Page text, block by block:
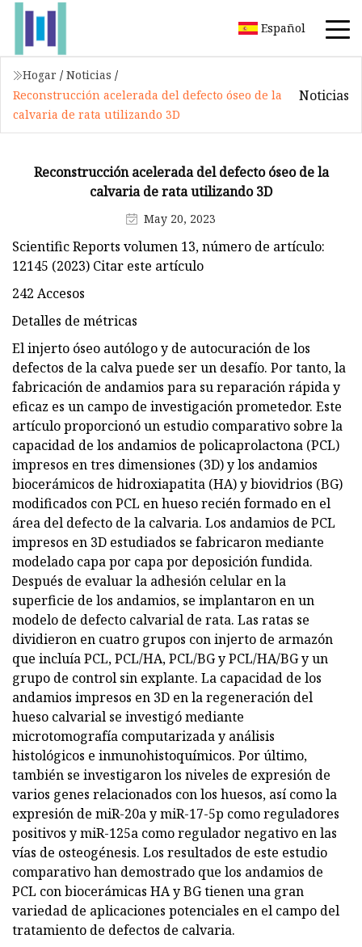
Español
Hogar / Noticias /
Reconstrucción acelerada del defecto óseo de la
calvaria de rata utilizando 3D
Noticias
Reconstrucción acelerada del defecto óseo de la
calvaria de rata utilizando 3D
May 20, 2023
Scientific Reports volumen 13, número de artículo:
12145 (2023) Citar este artículo
242 Accesos
Detalles de métricas
El injerto óseo autólogo y de autocuración de los
defectos de la calva puede ser un desafío. Por tanto, la
fabricación de andamios para su reparación rápida y
eficaz es un campo de investigación prometedor. Este
artículo proporcionó un estudio comparativo sobre la
capacidad de los andamios de policaprolactona (PCL)
impresos en tres dimensiones (3D) y los andamios
biocerámicos de hidroxiapatita (HA) y biovidrios (BG)
modificados con PCL en hueso recién formado en el
área del defecto de la calvaria. Los andamios de PCL
impresos en 3D estudiados se fabricaron mediante
modelado capa por capa por deposición fundida.
Después de evaluar la adhesión celular en la
superficie de los andamios, se implantaron en un
modelo de defecto calvarial de rata. Las ratas se
dividieron en cuatro grupos con injerto de armazón
que incluía PCL, PCL/HA, PCL/BG y PCL/HA/BG y un
grupo de control sin explante. La capacidad de los
andamios impresos en 3D en la regeneración del
hueso calvarial se investigó mediante
microtomografía computarizada y análisis
histológicos e inmunohistoquímicos. Por último,
también se investigaron los niveles de expresión de
varios genes relacionados con los huesos, así como la
expresión de miR-20a y miR-17-5p como reguladores
positivos y miR-125a como regulador negativo en las
vías de osteogénesis. Los resultados de este estudio
comparativo han demostrado que los andamios de
PCL con biocerámicas HA y BG tienen una gran
variedad de aplicaciones potenciales en el campo del
tratamiento de defectos de calvaria.